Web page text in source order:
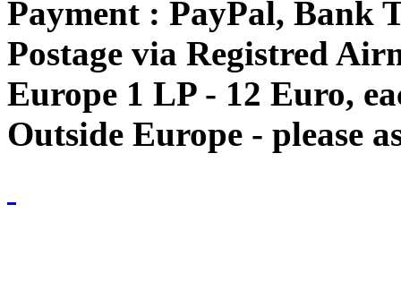
Payment : PayPal, Bank
Postage via Registred
Europe 1 LP - 12 Euro,
Outside Europe - please